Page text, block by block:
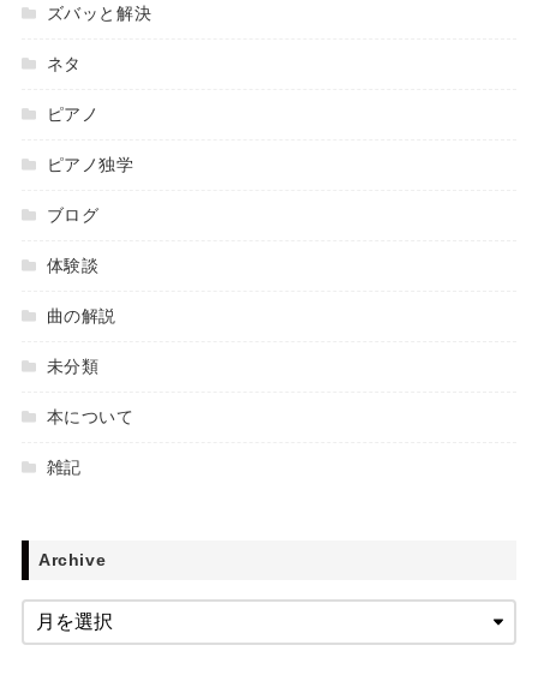
ズバッと解決
ネタ
ピアノ
ピアノ独学
ブログ
体験談
曲の解説
未分類
本について
雑記
Archive